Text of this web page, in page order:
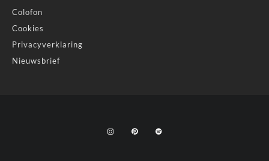
Colofon
Cookies
Privacyverklaring
Nieuwsbrief